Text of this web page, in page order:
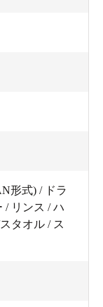
形式) / ドラ
/ リンス / ハ
タオル / ス